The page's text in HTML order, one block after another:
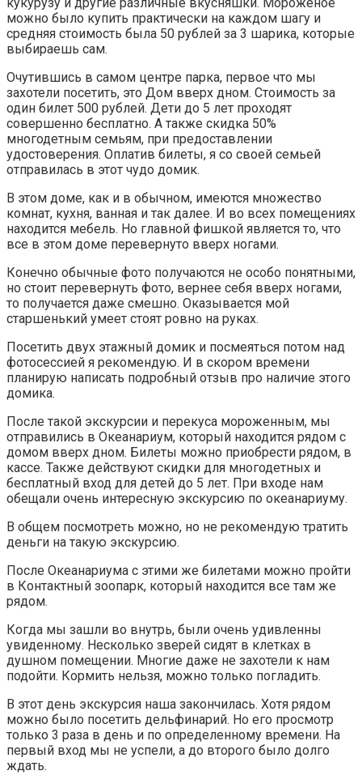
можно было купить практически на каждом шагу и
средняя стоимость была 50 рублей за 3 шарика, которые
выбираешь сам.
Очутившись в самом центре парка, первое что мы
захотели посетить, это Дом вверх дном. Стоимость за
один билет 500 рублей. Дети до 5 лет проходят
совершенно бесплатно. А также скидка 50%
многодетным семьям, при предоставлении
удостоверения. Оплатив билеты, я со своей семьей
отправилась в этот чудо домик.
В этом доме, как и в обычном, имеются множество
комнат, кухня, ванная и так далее. И во всех помещениях
находится мебель. Но главной фишкой является то, что
все в этом доме перевернуто вверх ногами.
Конечно обычные фото получаются не особо понятными,
но стоит перевернуть фото, вернее себя вверх ногами,
то получается даже смешно. Оказывается мой
старшенький умеет стоят ровно на руках.
Посетить двух этажный домик и посмеяться потом над
фотосессией я рекомендую. И в скором времени
планирую написать подробный отзыв про наличие этого
домика.
После такой экскурсии и перекуса мороженным, мы
отправились в Океанариум, который находится рядом с
домом вверх дном. Билеты можно приобрести рядом, в
кассе. Также действуют скидки для многодетных и
бесплатный вход для детей до 5 лет. При входе нам
обещали очень интересную экскурсию по океанариуму.
В общем посмотреть можно, но не рекомендую тратить
деньги на такую экскурсию.
После Океанариума с этими же билетами можно пройти
в Контактный зоопарк, который находится все там же
рядом.
Когда мы зашли во внутрь, были очень удивленны
увиденному. Несколько зверей сидят в клетках в
душном помещении. Многие даже не захотели к нам
подойти. Кормить нельзя, можно только погладить.
В этот день экскурсия наша закончилась. Хотя рядом
можно было посетить дельфинарий. Но его просмотр
только 3 раза в день и по определенному времени. На
первый вход мы не успели, а до второго было долго
ждать.